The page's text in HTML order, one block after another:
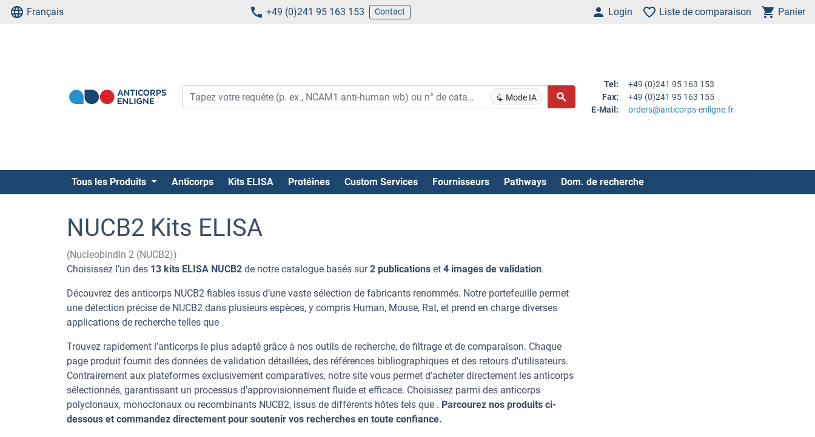
Français +49 (0)241 95 163 153 Contact Login Liste de comparaison Panier
Mode IA
Tel:
+49 (0)241 95 163 153
Fax:
+49 (0)241 95 163 155
E-Mail:
orders@anticorps-enligne.fr
Tous les Produits Anticorps Kits ELISA Protéines Custom Services Fournisseurs Pathways Dom. de recherche
NUCB2 Kits ELISA
(Nucleobindin 2 (NUCB2))
Choisissez l’un des 13 kits ELISA NUCB2 de notre catalogue basés sur2 publications et 4 images de validation.
Découvrez des anticorps NUCB2 fiables issus d’une vaste sélection de fabricants renommés. Notre portefeuille permet
une détection précise de NUCB2 dans plusieurs espèces, y compris Human, Mouse, Rat, et prend en charge diverses
applications de recherche telles que .
Trouvez rapidement l’anticorps le plus adapté grâce à nos outils de recherche, de filtrage et de comparaison. Chaque
page produit fournit des données de validation détaillées, des références bibliographiques et des retours d’utilisateurs.
Contrairement aux plateformes exclusivement comparatives, notre site vous permet d’acheter directement les anticorps
sélectionnés, garantissant un processus d’approvisionnement fluide et efficace. Choisissez parmi des anticorps
polyclonaux, monoclonaux ou recombinants NUCB2, issus de différents hôtes tels que . Parcourez nos produits ci-
dessous et commandez directement pour soutenir vos recherches en toute confiance.